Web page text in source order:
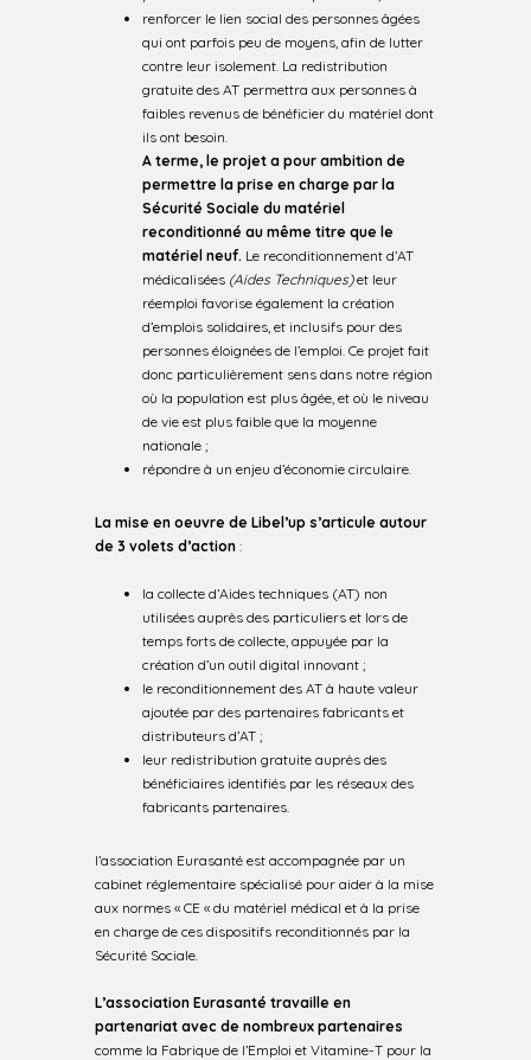
renforcer le lien social des personnes âgées
qui ont parfois peu de moyens, afin de lutter
contre leur isolement. La redistribution
gratuite des AT permettra aux personnes à
faibles revenus de bénéficier du matériel dont
ils ont besoin.
A terme, le projet a pour ambition de
permettre la prise en charge par la
Sécurité Sociale du matériel
reconditionné au même titre que le
matériel neuf. Le reconditionnement d’AT
médicalisées (Aides Techniques)et leur
réemploi favorise également la création
d’emplois solidaires, et inclusifs pour des
personnes éloignées de l’emploi. Ce projet fait
donc particulièrement sens dans notre région
où la population est plus âgée, et où le niveau
de vie est plus faible que la moyenne
nationale ;
répondre à un enjeu d’économie circulaire.
La mise en oeuvre de Libel’up s’articule autour
de 3 volets d’action :
la collecte d’Aides techniques (AT) non
utilisées auprès des particuliers et lors de
temps forts de collecte, appuyée par la
création d’un outil digital innovant ;
le reconditionnement des AT à haute valeur
ajoutée par des partenaires fabricants et
distributeurs d’AT ;
leur redistribution gratuite auprès des
bénéficiaires identifiés par les réseaux des
fabricants partenaires.
l’association Eurasanté est accompagnée par un
cabinet réglementaire spécialisé pour aider à la mise
aux normes « CE « du matériel médical et à la prise
en charge de ces dispositifs reconditionnés par la
Sécurité Sociale.
L’association Eurasanté travaille en
partenariat avec de nombreux partenaires
comme la Fabrique de l’Emploi et Vitamine-T pour la